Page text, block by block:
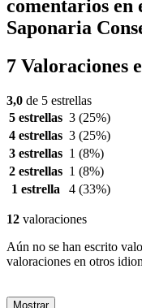
comentarios en
Saponaria
7 Valoraciones
3,0 de 5 estrellas
5 estrellas 3 (25%)
4 estrellas 3 (25%)
3 estrellas 1 (8%)
2 estrellas 1 (8%)
1 estrella
4 (33%)
12 valoraciones
Aún no se han escrito
valoraciones en otros
Mostrar